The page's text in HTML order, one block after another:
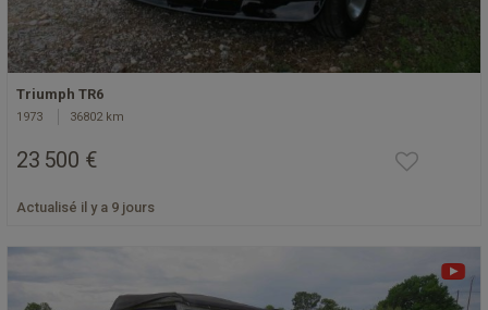
Triumph TR6
1973 36802 km
23 500 €
Actualisé il y a 9 jours